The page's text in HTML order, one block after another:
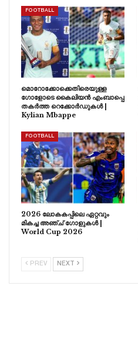
FOOTBALL
മൊറോക്കോക്കെതിരെയുള്ള
ഗോളോടെ കൈലിയൻ എംബാപ്പെ
തകർത്ത റെക്കോർഡുകൾ |
Kylian Mbappe
FOOTBALL
2026 ലോകകപ്പിലെ ഏറ്റവും
മികച്ച അഞ്ച് ഗോളുകൾ |
World Cup 2026
PREV NEXT